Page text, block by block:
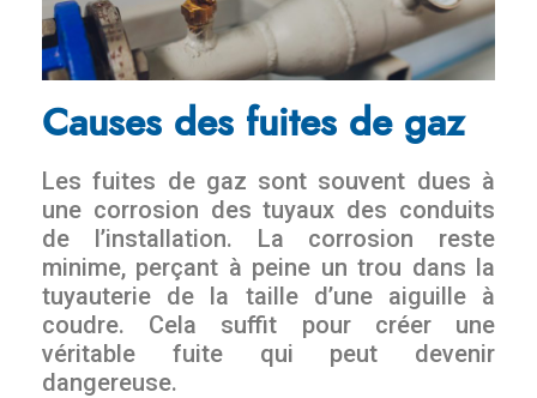
Causes des fuites de gaz
Les fuites de gaz sont souvent dues à
une corrosion des tuyaux des conduits
de l’installation. La corrosion reste
minime, perçant à peine un trou dans la
tuyauterie de la taille d’une aiguille à
coudre. Cela suffit pour créer une
véritable fuite qui peut devenir
dangereuse.